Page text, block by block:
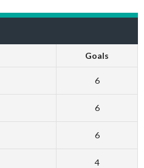
Goals
6
6
6
4